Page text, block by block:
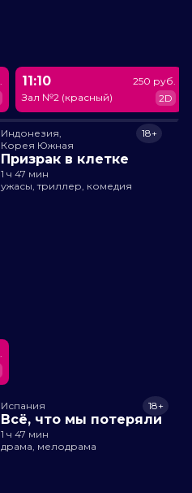
11:10
Зал №2 (красный)
250 руб.
2D
Индонезия,
Корея Южная
Призрак в клетке
18+
1 ч 47 мин
ужасы, триллер, комедия
Испания
Всё, что мы потеряли
18+
1 ч 47 мин
драма, мелодрама